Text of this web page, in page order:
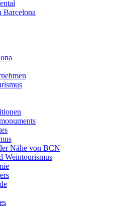
Barcelona
Nähe von BCN
Weintourismus